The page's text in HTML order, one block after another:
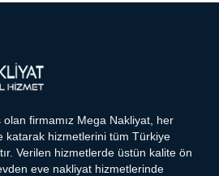
firmamız Mega Nakliyat, her
katarak hizmetlerini tüm Türkiye
Verilen hizmetlerde üstün kalite ön
eve nakliyat hizmetlerinde